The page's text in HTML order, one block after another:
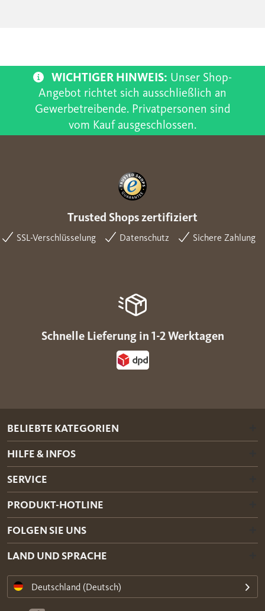
WICHTIGER HINWEIS: Unser Shop-
Angebot richtet sich ausschließlich an
Gewerbetreibende. Privatpersonen sind
vom Kauf ausgeschlossen.
Trusted Shops zertifiziert
SSL-Verschlüsselung Datenschutz Sichere Zahlung
Schnelle Lieferung in 1-2 Werktagen
BELIEBTE KATEGORIEN
HILFE & INFOS
SERVICE
PRODUKT-HOTLINE
FOLGEN SIE UNS
LAND UND SPRACHE
Deutschland (Deutsch)